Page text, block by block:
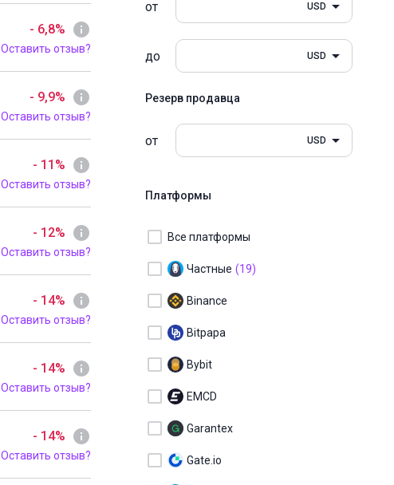
- 6,8%
Оставить отзыв?
- 9,9%
Оставить отзыв?
- 11%
Оставить отзыв?
- 12%
Оставить отзыв?
- 14%
Оставить отзыв?
- 14%
Оставить отзыв?
- 14%
Оставить отзыв?
от USD
до USD
Резерв продавца
от USD
Платформы
Все платформы
Частные (19)
Binance
Bitpapa
Bybit
EMCD
Garantex
Gate.io